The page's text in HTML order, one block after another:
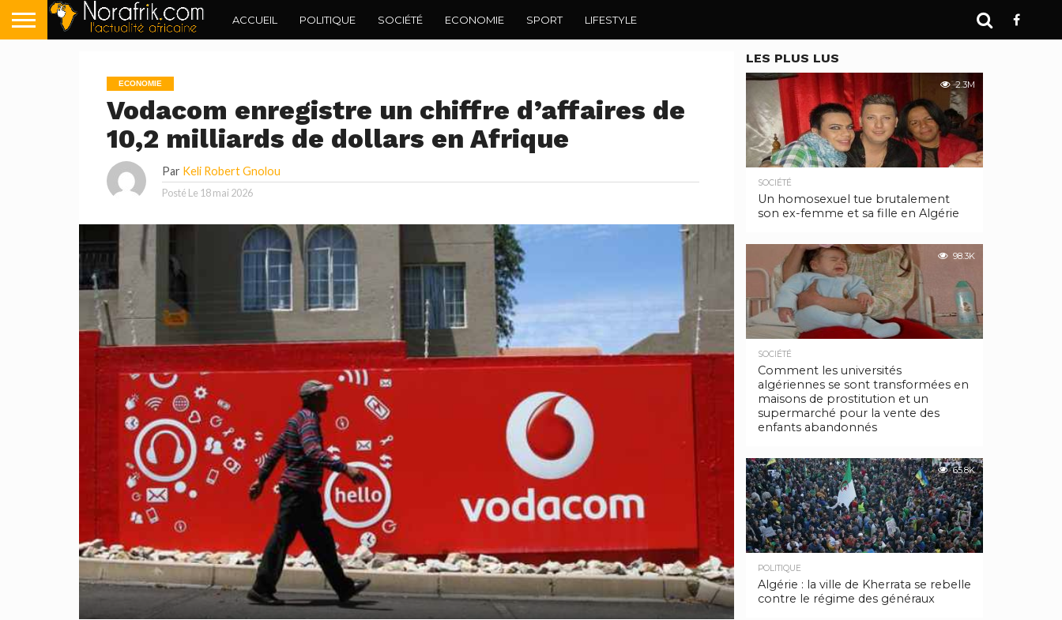
ACCUEIL POLITIQUE SOCIÉTÉ ECONOMIE SPORT LIFESTYLE
ECONOMIE
Vodacom enregistre un chiffre d’affaires de
10,2 milliards de dollars en Afrique
Par Keli Robert Gnolou
Posté Le 18 mai 2026
LES PLUS LUS
2.3M
SOCIÉTÉ
Un homosexuel tue brutalement
son ex-femme et sa fille en Algérie
98.3K
SOCIÉTÉ
Comment les universités
algériennes se sont transformées en
maisons de prostitution et un
supermarché pour la vente des
enfants abandonnés
65.8K
POLITIQUE
Algérie : la ville de Kherrata se rebelle
contre le régime des généraux